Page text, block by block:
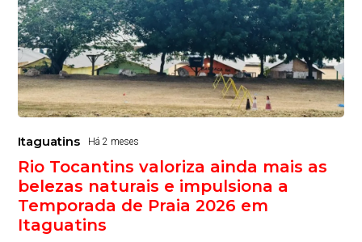
Itaguatins Há 2 meses
Rio Tocantins valoriza ainda mais as
belezas naturais e impulsiona a
Temporada de Praia 2026 em
Itaguatins